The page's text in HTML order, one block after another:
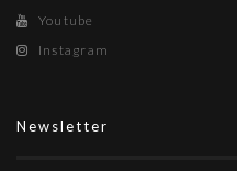
Youtube
Instagram
Newsletter